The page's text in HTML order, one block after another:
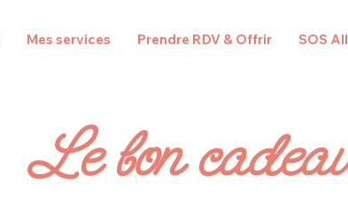
Mes services Prendre RDV & Offrir SOS
Le bon